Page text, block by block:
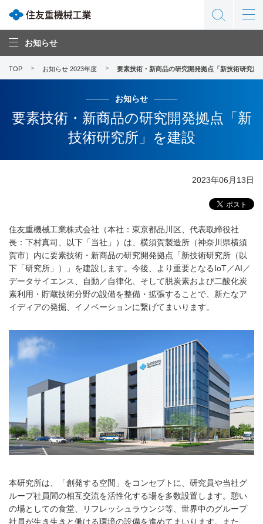
お知らせ
TOP お知らせ 2023年度 要素技術・新商品の研究開発拠点「新技術研究所
お知らせ
要素技術・新商品の研究開発拠点「新
技術研究所」を建設
2023年06月13日
住友重機械工業株式会社（本社：東京都品川区、代表取締役社
長：下村真司、以下「当社」）は、横須賀製造所（神奈川県横須
賀市）内に要素技術・新商品の研究開発拠点「新技術研究所（以
下「研究所」）」を建設します。今後、より重要となるIoT／AI／
データサイエンス、自動／自律化、そして脱炭素および二酸化炭
素利用・貯蔵技術分野の設備を整備・拡張することで、新たなア
イディアの発掘、イノベーションに繋げてまいります。
本研究所は、「創発する空間」をコンセプトに、研究員や当社グ
ループ社員間の相互交流を活性化する場を多数設置します。憩い
の場としての食堂、リフレッシュラウンジ等、世界中のグループ
社員が生き生きと働ける環境の設備を進めてまいります。また、